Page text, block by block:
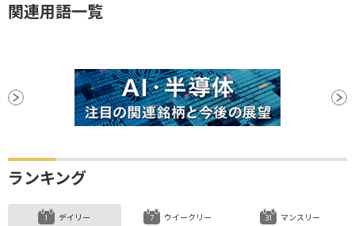
関連用語一覧
ランキング
デイリー ウイークリー マンスリー